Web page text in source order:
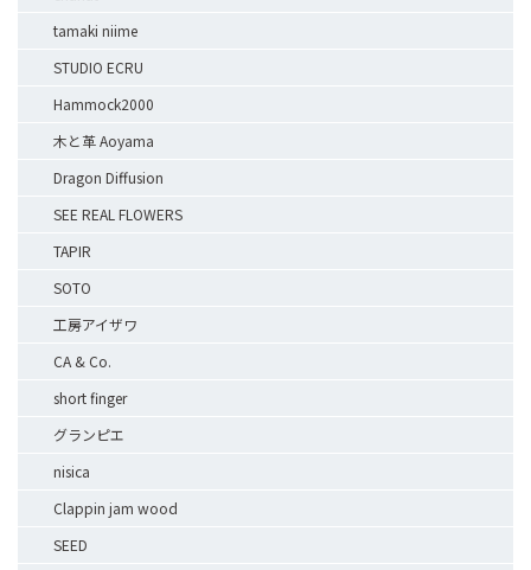
tamaki niime
STUDIO ECRU
Hammock2000
木と革 Aoyama
Dragon Diffusion
SEE REAL FLOWERS
TAPIR
SOTO
工房アイザワ
CA & Co.
short finger
グランピエ
nisica
Clappin jam wood
SEED